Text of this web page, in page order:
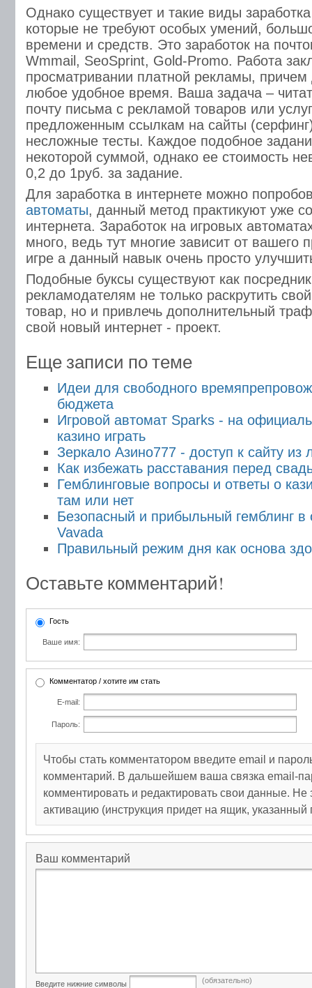
Однако существует и такие виды
которые не требуют особых умений,
времени и средств. Это заработок на
Wmmail, SeoSprint, Gold-Promo. Работа
просматривании платной рекламы,
любое удобное время. Ваша задача –
почту письма с рекламой товаров или
предложенным ссылкам на сайты
несложные тесты. Каждое подобное
некоторой суммой, однако ее стоимость
0,2 до 1руб. за задание.
Для заработка в интернете можно
автоматы, данный метод практикуют уже
интернета. Заработок на игровых
много, ведь тут многие зависит от вашего
игре а данный навык очень просто
Подобные буксы существуют как
рекламодателям не только раскрутить
товар, но и привлечь дополнительный
свой новый интернет - проект.
Еще записи по теме
Идеи для свободного
бюджета
Игровой автомат Sparks - на
казино играть
Зеркало Азино777 - доступ к сайту из
Как избежать расставания перед
Гемблинговые вопросы и ответы о
там или нет
Безопасный и прибыльный гемблинг в
Vavada
Правильный режим дня как основа
Оставьте комментарий!
Гость
Ваше имя:
Комментатор / хотите им стать
E-mail:
Пароль:
Чтобы стать комментатором введите email и
комментарий. В дальшейшем ваша связка email-
комментировать и редактировать свои данные. Не
активацию (инструкция придет на ящик, указанный
Ваш комментарий
Введите нижние символы (обязательно)